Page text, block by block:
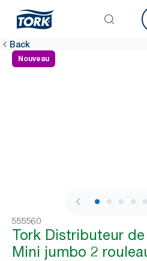
Back
Nouveau
1 / 7
555560
Tork Distributeur
Mini jumbo 2